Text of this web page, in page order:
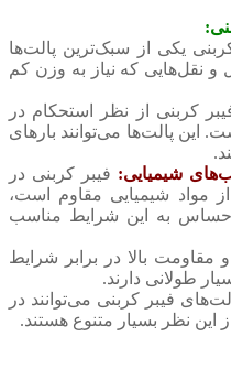
یکی از سبک‌ترین پالت‌ها
و نقل‌هایی که نیاز به وزن کم
کربنی از نظر استحکام در
این پالت‌ها می‌توانند بارهای
شیمیایی: فیبر کربنی در
مواد شیمیایی مقاوم است،
حساس به این شرایط مناسب
مقاومت بالا در برابر شرایط
طولانی دارند.
فیبر کربنی می‌توانند در
از این نظر بسیار متنوع هستند.